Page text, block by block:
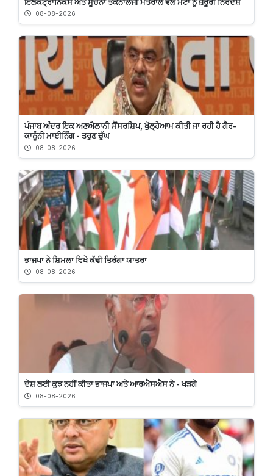
08-08-2026
ਪੰਜਾਬ ਅੰਦਰ ਇਕ ਅਣਐਲਾਨੀ ਸੈਂਸਰਸ਼ਿਪ, ਖੁੱਲ੍ਹੇਆਮ ਕੀਤੀ ਜਾ ਰਹੀ ਹੈ ਗੈਰ-
ਕਾਨੂੰਨੀ ਮਾਈਨਿੰਗ - ਤਰੁਣ ਚੁੱਘ
08-08-2026
ਭਾਜਪਾ ਨੇ ਸ਼ਿਮਲਾ ਵਿਖੇ ਕੱਢੀ ਤਿਰੰਗਾ ਯਾਤਰਾ
08-08-2026
ਦੇਸ਼ ਲਈ ਕੁਝ ਨਹੀਂ ਕੀਤਾ ਭਾਜਪਾ ਅਤੇ ਆਰਐਸਐਸ ਨੇ - ਖੜਗੇ
08-08-2026